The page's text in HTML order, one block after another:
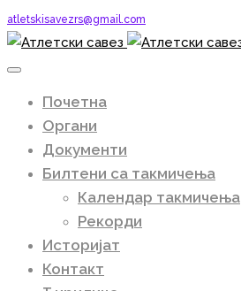
atletskisavezrs@gmail.com
Почетна
Органи
Документи
Билтени са такмичења
Календар такмичења
Рекорди
Историјат
Контакт